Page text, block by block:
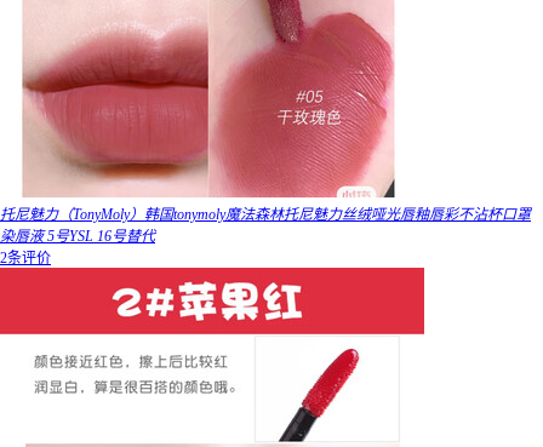
托尼魅力（TonyMoly）韩国tonymoly魔法森林托尼魅力丝绒哑光唇釉唇彩不沾杯口罩
染唇液 5号YSL 16号替代
2条评价